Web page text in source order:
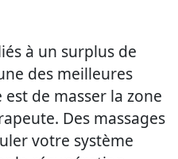
à un surplus de
des meilleures
de masser la zone
Des massages
votre système